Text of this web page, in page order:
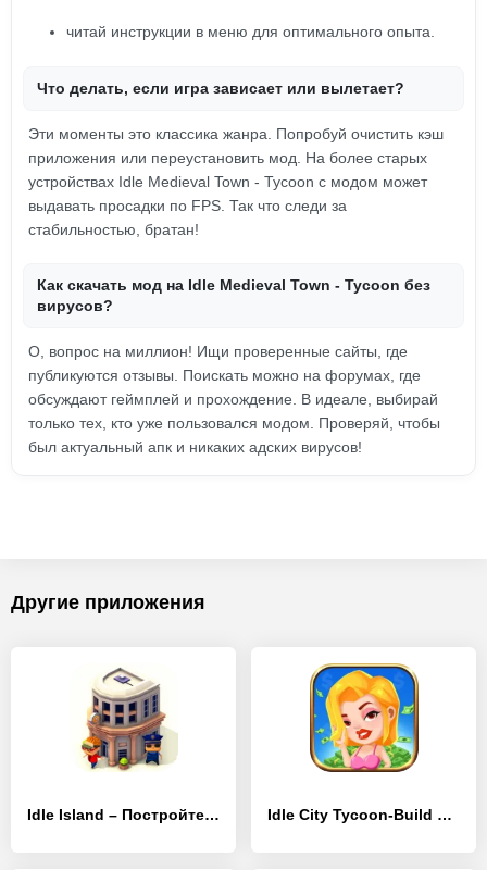
читай инструкции в меню для оптимального опыта.
Что делать, если игра зависает или вылетает?
Эти моменты это классика жанра. Попробуй очистить кэш
приложения или переустановить мод. На более старых
устройствах Idle Medieval Town - Tycoon с модом может
выдавать просадки по FPS. Так что следи за
стабильностью, братан!
Как скачать мод на Idle Medieval Town - Tycoon без
вирусов?
О, вопрос на миллион! Ищи проверенные сайты, где
публикуются отзывы. Поискать можно на форумах, гдe
обсуждают геймплей и прохождение. В идеале, выбирай
только тех, кто уже пользовался модом. Проверяй, чтобы
был актуальный апк и никаких адских вирусов!
Другие приложения
Idle Island – Постройте город на своем острове! Idle City Tycoon-Build Game